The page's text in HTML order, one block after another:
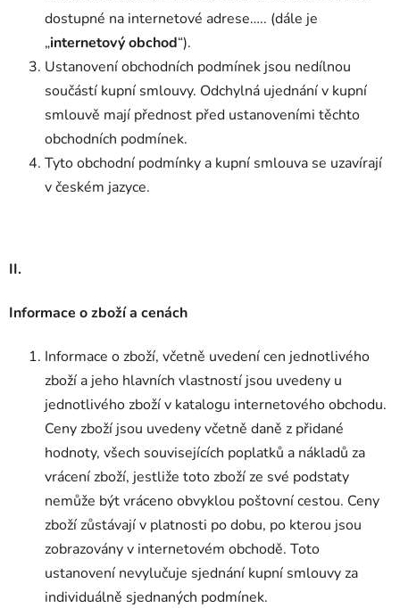
dostupné na internetové adrese….. (dále je
„internetový obchod“).
Ustanovení obchodních podmínek jsou nedílnou
součástí kupní smlouvy. Odchylná ujednání v kupní
smlouvě mají přednost před ustanoveními těchto
obchodních podmínek.
Tyto obchodní podmínky a kupní smlouva se uzavírají
v českém jazyce.
II.
Informace o zboží a cenách
Informace o zboží, včetně uvedení cen jednotlivého
zboží a jeho hlavních vlastností jsou uvedeny u
jednotlivého zboží v katalogu internetového obchodu.
Ceny zboží jsou uvedeny včetně daně z přidané
hodnoty, všech souvisejících poplatků a nákladů za
vrácení zboží, jestliže toto zboží ze své podstaty
nemůže být vráceno obvyklou poštovní cestou. Ceny
zboží zůstávají v platnosti po dobu, po kterou jsou
zobrazovány v internetovém obchodě. Toto
ustanovení nevylučuje sjednání kupní smlouvy za
individuálně sjednaných podmínek.